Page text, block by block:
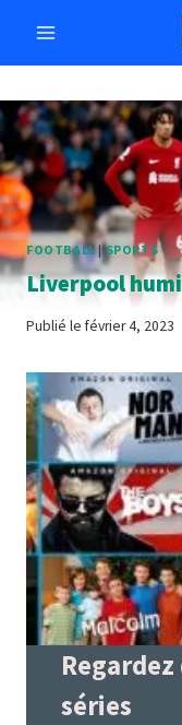
contenu
FOOTBALL|SPORTS
Liverpool
Publié le février 4, 2023
séries